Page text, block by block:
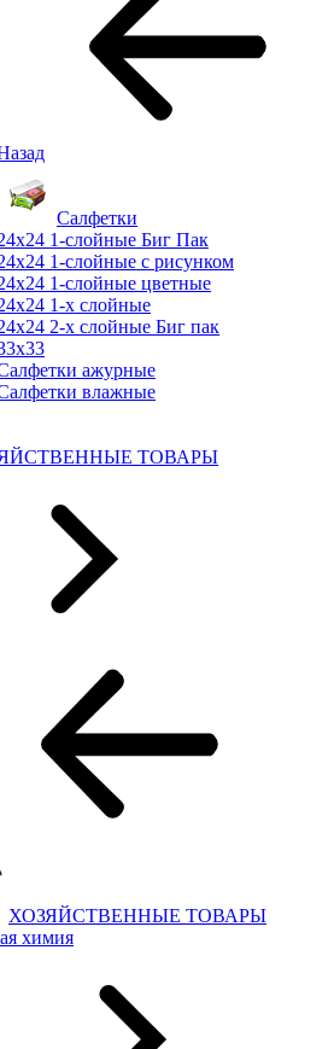
Салфетки
1-слойные Биг Пак
1-слойные с рисунком
1-слойные цветные
1-х слойные
2-х слойные Биг пак
ажурные
влажные
ТОВАРЫ
ХОЗЯЙСТВЕННЫЕ ТОВАРЫ
химия